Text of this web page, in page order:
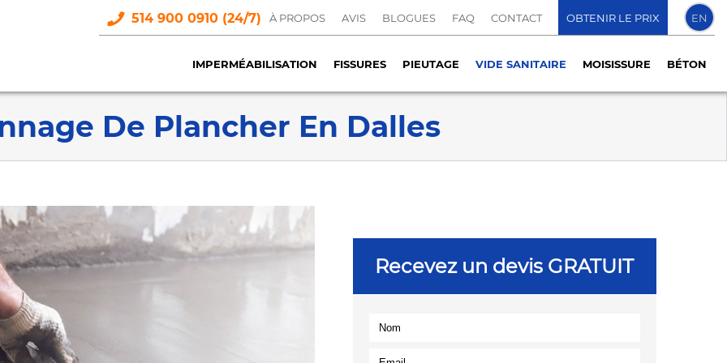
514 900 0910 (24/7) À PROPOS AVIS BLOGUES FAQ CONTACT OBTENIR LE PRIX EN
IMPERMÉABILISATION FISSURES PIEUTAGE VIDE SANITAIRE MOISISSURE BÉTON
De Plancher En Dalles
Recevez un devis GRATUIT